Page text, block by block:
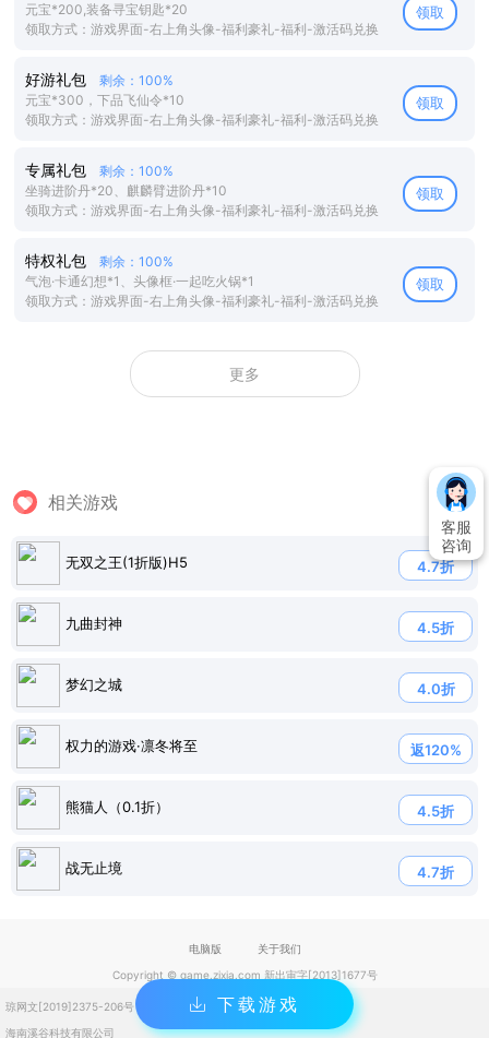
元宝*200,装备寻宝钥匙*20
领取方式：游戏界面-右上角头像-福利豪礼-福利-激活码兑换
领取
好游礼包
剩余：100%
元宝*300，下品飞仙令*10
领取方式：游戏界面-右上角头像-福利豪礼-福利-激活码兑换
领取
专属礼包
剩余：100%
坐骑进阶丹*20、麒麟臂进阶丹*10
领取方式：游戏界面-右上角头像-福利豪礼-福利-激活码兑换
领取
特权礼包
剩余：100%
气泡·卡通幻想*1、头像框·一起吃火锅*1
领取方式：游戏界面-右上角头像-福利豪礼-福利-激活码兑换
领取
更多
相关游戏
无双之王(1折版)H5 4.7折
九曲封神 4.5折
梦幻之城 4.0折
权力的游戏·凛冬将至 返120%
熊猫人（0.1折） 4.5折
战无止境 4.7折
下载游戏
客服
咨询
电脑版
关于我们
Copyright © game.zixia.com 新出审字[2013]1677号
琼网文[2019]2375-206号
琼ICP备2023004832号
海南溪谷科技有限公司